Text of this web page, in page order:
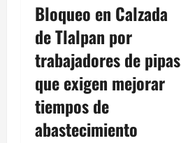
Bloqueo en Calzada
de Tlalpan por
trabajadores de pipas
que exigen mejorar
tiempos de
abastecimiento